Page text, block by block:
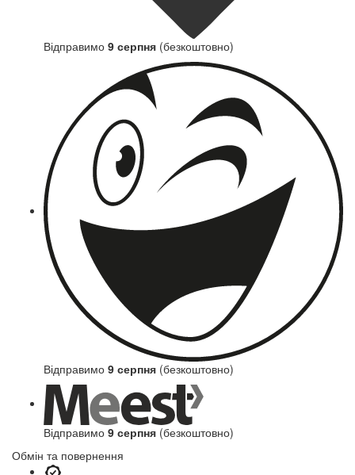
Відправимо 9 серпня (безкоштовно)
Відправимо 9 серпня (безкоштовно)
Відправимо 9 серпня (безкоштовно)
Обмін та повернення